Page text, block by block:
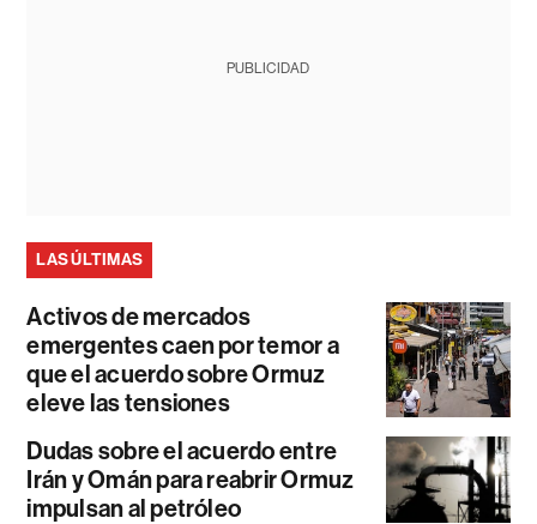
PUBLICIDAD
LAS ÚLTIMAS
Activos de mercados
emergentes caen por temor a
que el acuerdo sobre Ormuz
eleve las tensiones
Dudas sobre el acuerdo entre
Irán y Omán para reabrir Ormuz
impulsan al petróleo